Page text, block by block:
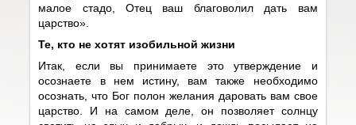
малое стадо, Отец ваш благоволил дать вам
царство».
Те, кто не хотят изобильной жизни
Итак, если вы принимаете это утверждение и
осознаете в нем истину, вам также необходимо
осознать, что Бог полон желания даровать вам свое
царство. И на самом деле, он позволяет солнцу